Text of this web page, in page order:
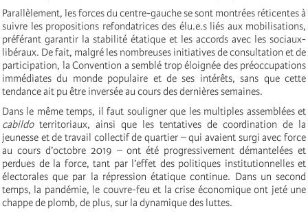
Parallèlement, les forces du centre-gauche se sont montrées réticentes à
suivre les propositions refondatrices des élu.e.s liés aux mobilisations,
préférant garantir la stabilité étatique et les accords avec les sociaux-
libéraux. De fait, malgré les nombreuses initiatives de consultation et de
participation, la Convention a semblé trop éloignée des préoccupations
immédiates du monde populaire et de ses intérêts, sans que cette
tendance ait pu être inversée au cours des dernières semaines.
Dans le même temps, il faut souligner que les multiples assemblées et
cabildoterritoriaux, ainsi que les tentatives de coordination de la
jeunesse et de travail collectif de quartier – qui avaient surgi avec force
au cours d’octobre 2019 – ont été progressivement démantelées et
perdues de la force, tant par l’effet des politiques institutionnelles et
électorales que par la répression étatique continue. Dans un second
temps, la pandémie, le couvre-feu et la crise économique ont jeté une
chappe de plomb, de plus, sur la dynamique des luttes.